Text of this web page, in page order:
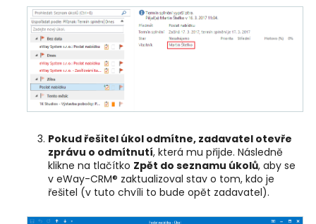
Pokud řešitel úkol odmítne, zadavatel otevře
zprávu o odmítnutí, která mu přijde. Následně
klikne na tlačítko Zpět do seznamu úkolů, aby se
v eWay-CRM® zaktualizoval stav o tom, kdo je
řešitel (v tuto chvíli to bude opět zadavatel).